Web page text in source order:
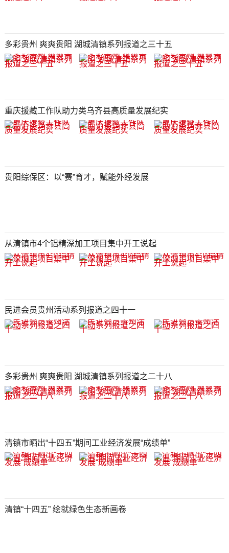
多彩贵州 爽爽贵阳 湖城清镇系列报道之三十五
重庆援藏工作队助力类乌齐县高质量发展纪实
贵阳综保区：以“赛”育才，赋能外经发展
从清镇市4个铝精深加工项目集中开工说起
民进会员贵州活动系列报道之四十一
多彩贵州 爽爽贵阳 湖城清镇系列报道之二十八
清镇市晒出“十四五”期间工业经济发展“成绩单”
清镇“十四五” 绘就绿色生态新画卷